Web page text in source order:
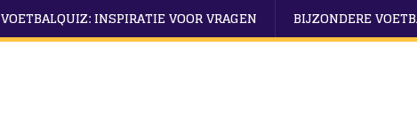
VOETBALQUIZ: INSPIRATIE VOOR VRAGEN BIJZONDERE